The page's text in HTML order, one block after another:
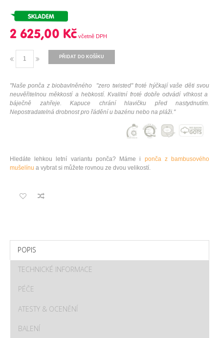
2 625,00 Kč
PŘIDAT DO KOŠÍKU
"Naše ponča z biobavlněného "zero twisted" froté hýčkají vaše děti svou
neuvěřitelnou měkkostí a hebkostí. Kvalitní froté dobře odvádí vlhkost a
báječně zahřeje. Kapuce chrání hlavičku před nastydnutím.
Nepostradatelná drobnost pro řádění u bazénu nebo na pláži."
Hledáte lehkou letní variantu ponča? Máme i ponča z bambusového
mušelínu a vybrat si můžete rovnou ze dvou velikostí.
POPIS
TECHNICKÉ INFORMACE
PÉČE
ATESTY & OCENĚNÍ
BALENÍ